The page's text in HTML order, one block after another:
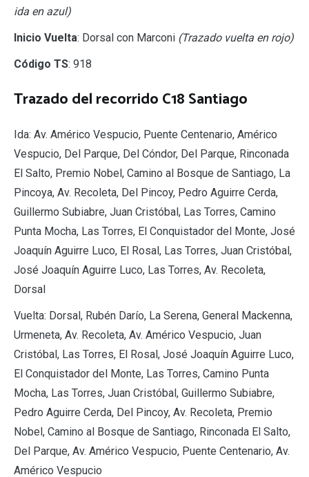
ida en azul)
Inicio Vuelta: Dorsal con Marconi (Trazado vuelta en rojo)
Código TS: 918
Trazado del recorrido C18 Santiago
Ida: Av. Américo Vespucio, Puente Centenario, Américo
Vespucio, Del Parque, Del Cóndor, Del Parque, Rinconada
El Salto, Premio Nobel, Camino al Bosque de Santiago, La
Pincoya, Av. Recoleta, Del Pincoy, Pedro Aguirre Cerda,
Guillermo Subiabre, Juan Cristóbal, Las Torres, Camino
Punta Mocha, Las Torres, El Conquistador del Monte, José
Joaquín Aguirre Luco, El Rosal, Las Torres, Juan Cristóbal,
José Joaquín Aguirre Luco, Las Torres, Av. Recoleta,
Dorsal
Vuelta: Dorsal, Rubén Darío, La Serena, General Mackenna,
Urmeneta, Av. Recoleta, Av. Américo Vespucio, Juan
Cristóbal, Las Torres, El Rosal, José Joaquín Aguirre Luco,
El Conquistador del Monte, Las Torres, Camino Punta
Mocha, Las Torres, Juan Cristóbal, Guillermo Subiabre,
Pedro Aguirre Cerda, Del Pincoy, Av. Recoleta, Premio
Nobel, Camino al Bosque de Santiago, Rinconada El Salto,
Del Parque, Av. Américo Vespucio, Puente Centenario, Av.
Américo Vespucio